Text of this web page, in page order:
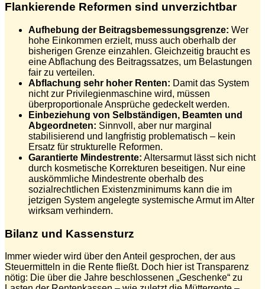
Flankierende Reformen sind unverzichtbar
Aufhebung der Beitragsbemessungsgrenze: Wer
hohe Einkommen erzielt, muss auch oberhalb der
bisherigen Grenze einzahlen. Gleichzeitig braucht es
eine Abflachung des Beitragssatzes, um Belastungen
fair zu verteilen.
Abflachung sehr hoher Renten: Damit das System
nicht zur Privilegienmaschine wird, müssen
überproportionale Ansprüche gedeckelt werden.
Einbeziehung von Selbständigen, Beamten und
Abgeordneten: Sinnvoll, aber nur marginal
stabilisierend und langfristig problematisch – kein
Ersatz für strukturelle Reformen.
Garantierte Mindestrente: Altersarmut lässt sich nicht
durch kosmetische Korrekturen beseitigen. Nur eine
auskömmliche Mindestrente oberhalb des
sozialrechtlichen Existenzminimums kann die im
jetzigen System angelegte systemische Armut im Alter
wirksam verhindern.
Bilanz und Kassensturz
Immer wieder wird über den Anteil gesprochen, der aus
Steuermitteln in die Rente fließt. Doch hier ist Transparenz
nötig: Die über die Jahre beschlossenen „Geschenke“ zu